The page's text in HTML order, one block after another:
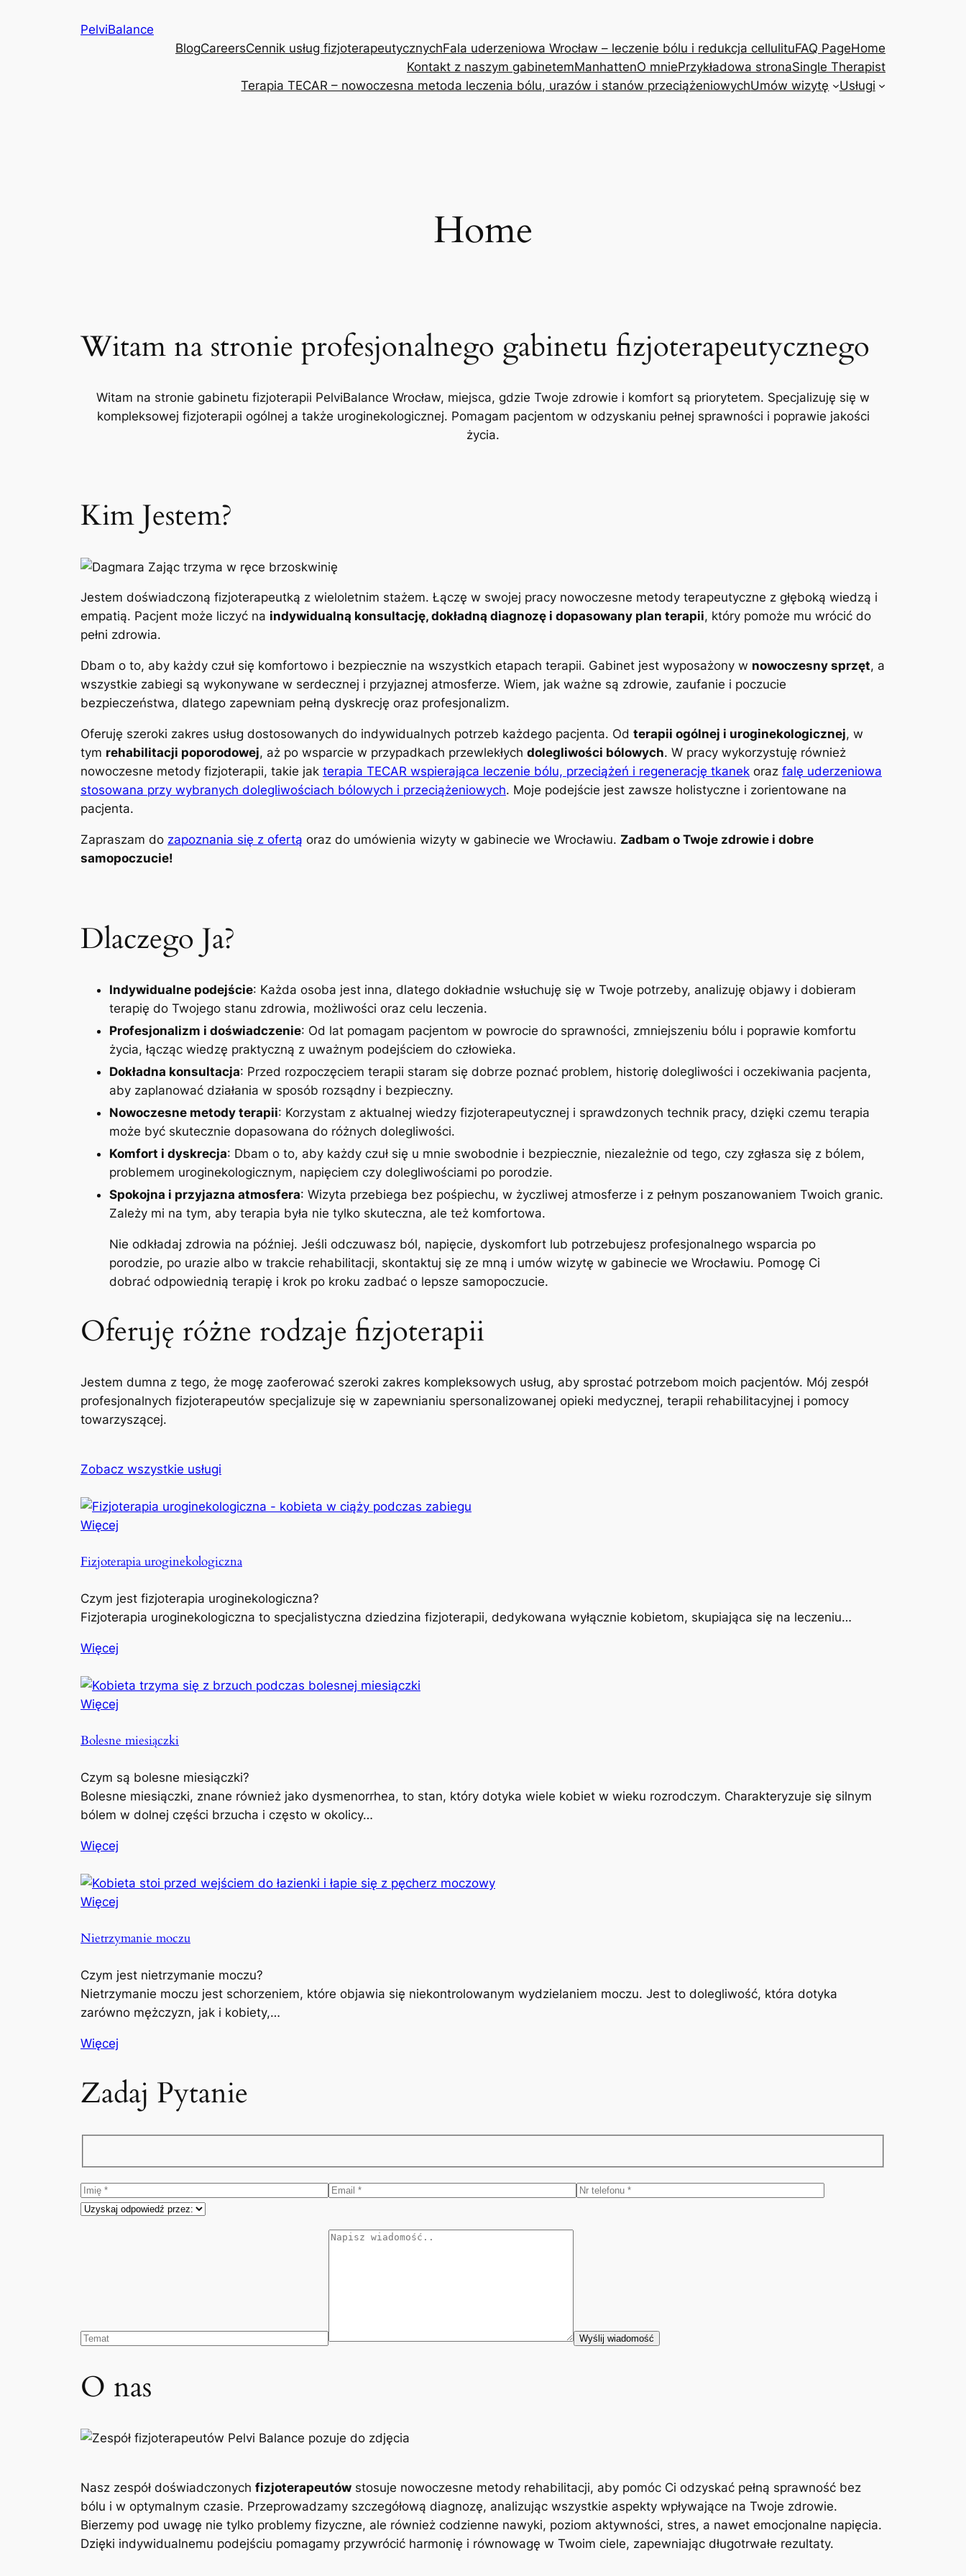
PelviBalance
BlogCareersCennik usług fizjoterapeutycznychFala uderzeniowa Wrocław – leczenie bólu i redukcja cellulituFAQ PageHome
Kontakt z naszym gabinetemManhattenO mniePrzykładowa stronaSingle Therapist
Terapia TECAR – nowoczesna metoda leczenia bólu, urazów i stanów przeciążeniowychUmów wizytę Usługi
Home
Witam na stronie profesjonalnego gabinetu fizjoterapeutycznego
Witam na stronie gabinetu fizjoterapii PelviBalance Wrocław, miejsca, gdzie Twoje zdrowie i komfort są priorytetem. Specjalizuję się w
kompleksowej fizjoterapii ogólnej a także uroginekologicznej. Pomagam pacjentom w odzyskaniu pełnej sprawności i poprawie jakości
życia.
Kim Jestem?
Jestem doświadczoną fizjoterapeutką z wieloletnim stażem. Łączę w swojej pracy nowoczesne metody terapeutyczne z głęboką wiedzą i
empatią. Pacjent może liczyć na indywidualną konsultację, dokładną diagnozę i dopasowany plan terapii, który pomoże mu wrócić do
pełni zdrowia.
Dbam o to, aby każdy czuł się komfortowo i bezpiecznie na wszystkich etapach terapii. Gabinet jest wyposażony w nowoczesny sprzęt, a
wszystkie zabiegi są wykonywane w serdecznej i przyjaznej atmosferze. Wiem, jak ważne są zdrowie, zaufanie i poczucie
bezpieczeństwa, dlatego zapewniam pełną dyskrecję oraz profesjonalizm.
Oferuję szeroki zakres usług dostosowanych do indywidualnych potrzeb każdego pacjenta. Od terapii ogólnej i uroginekologicznej, w
tym rehabilitacji poporodowej, aż po wsparcie w przypadkach przewlekłych dolegliwości bólowych. W pracy wykorzystuję również
nowoczesne metody fizjoterapii, takie jak terapia TECAR wspierająca leczenie bólu, przeciążeń i regenerację tkanek oraz falę uderzeniowa
stosowana przy wybranych dolegliwościach bólowych i przeciążeniowych. Moje podejście jest zawsze holistyczne i zorientowane na
pacjenta.
Zapraszam do zapoznania się z ofertą oraz do umówienia wizyty w gabinecie we Wrocławiu. Zadbam o Twoje zdrowie i dobre
samopoczucie!
Dlaczego Ja?
Indywidualne podejście: Każda osoba jest inna, dlatego dokładnie wsłuchuję się w Twoje potrzeby, analizuję objawy i dobieram
terapię do Twojego stanu zdrowia, możliwości oraz celu leczenia.
Profesjonalizm i doświadczenie: Od lat pomagam pacjentom w powrocie do sprawności, zmniejszeniu bólu i poprawie komfortu
życia, łącząc wiedzę praktyczną z uważnym podejściem do człowieka.
Dokładna konsultacja: Przed rozpoczęciem terapii staram się dobrze poznać problem, historię dolegliwości i oczekiwania pacjenta,
aby zaplanować działania w sposób rozsądny i bezpieczny.
Nowoczesne metody terapii: Korzystam z aktualnej wiedzy fizjoterapeutycznej i sprawdzonych technik pracy, dzięki czemu terapia
może być skutecznie dopasowana do różnych dolegliwości.
Komfort i dyskrecja: Dbam o to, aby każdy czuł się u mnie swobodnie i bezpiecznie, niezależnie od tego, czy zgłasza się z bólem,
problemem uroginekologicznym, napięciem czy dolegliwościami po porodzie.
Spokojna i przyjazna atmosfera: Wizyta przebiega bez pośpiechu, w życzliwej atmosferze i z pełnym poszanowaniem Twoich granic.
Zależy mi na tym, aby terapia była nie tylko skuteczna, ale też komfortowa.
Nie odkładaj zdrowia na później. Jeśli odczuwasz ból, napięcie, dyskomfort lub potrzebujesz profesjonalnego wsparcia po
porodzie, po urazie albo w trakcie rehabilitacji, skontaktuj się ze mną i umów wizytę w gabinecie we Wrocławiu. Pomogę Ci
dobrać odpowiednią terapię i krok po kroku zadbać o lepsze samopoczucie.
Oferuję różne rodzaje fizjoterapii
Jestem dumna z tego, że mogę zaoferować szeroki zakres kompleksowych usług, aby sprostać potrzebom moich pacjentów. Mój zespół
profesjonalnych fizjoterapeutów specjalizuje się w zapewnianiu spersonalizowanej opieki medycznej, terapii rehabilitacyjnej i pomocy
towarzyszącej.
Zobacz wszystkie usługi
Więcej
Fizjoterapia uroginekologiczna
Czym jest fizjoterapia uroginekologiczna?
Fizjoterapia uroginekologiczna to specjalistyczna dziedzina fizjoterapii, dedykowana wyłącznie kobietom, skupiająca się na leczeniu…
Więcej
Więcej
Bolesne miesiączki
Czym są bolesne miesiączki?
Bolesne miesiączki, znane również jako dysmenorrhea, to stan, który dotyka wiele kobiet w wieku rozrodczym. Charakteryzuje się silnym
bólem w dolnej części brzucha i często w okolicy…
Więcej
Więcej
Nietrzymanie moczu
Czym jest nietrzymanie moczu?
Nietrzymanie moczu jest schorzeniem, które objawia się niekontrolowanym wydzielaniem moczu. Jest to dolegliwość, która dotyka
zarówno mężczyzn, jak i kobiety,…
Więcej
Zadaj Pytanie
O nas
Nasz zespół doświadczonych fizjoterapeutów stosuje nowoczesne metody rehabilitacji, aby pomóc Ci odzyskać pełną sprawność bez
bólu i w optymalnym czasie. Przeprowadzamy szczegółową diagnozę, analizując wszystkie aspekty wpływające na Twoje zdrowie.
Bierzemy pod uwagę nie tylko problemy fizyczne, ale również codzienne nawyki, poziom aktywności, stres, a nawet emocjonalne napięcia.
Dzięki indywidualnemu podejściu pomagamy przywrócić harmonię i równowagę w Twoim ciele, zapewniając długotrwałe rezultaty.